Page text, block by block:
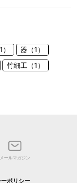
器（1）
竹細工（1）
メールマガジン
ポリシー